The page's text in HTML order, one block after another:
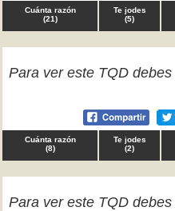
Cuánta razón
(21)
Te jodes
(5)
Para ver este TQD debes
Cuánta razón
(8)
Te jodes
(2)
Para ver este TQD debes